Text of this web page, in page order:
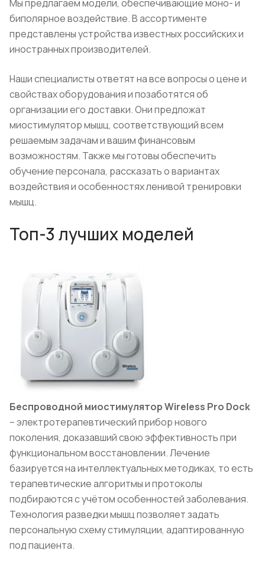
Мы предлагаем модели, обеспечивающие моно- и
биполярное воздействие. В ассортименте
представлены устройства известных российских и
иностранных производителей.
Наши специалисты ответят на все вопросы о цене и
свойствах оборудования и позаботятся об
организации его доставки. Они предложат
миостимулятор мышц, соответствующий всем
решаемым задачам и вашим финансовым
возможностям. Также мы готовы обеспечить
обучение персонала, рассказать о вариантах
воздействия и особенностях ленивой тренировки
мышц.
Топ-3 лучших моделей
Беспроводной миостимулятор Wireless Pro Dock
– электротерапевтический прибор нового
поколения, доказавший свою эффективность при
функциональном восстановлении. Лечение
базируется на интеллектуальных методиках, то есть
терапевтические алгоритмы и протоколы
подбираются с учётом особенностей заболевания.
Технология разведки мышц позволяет задать
персональную схему стимуляции, адаптированную
под пациента.